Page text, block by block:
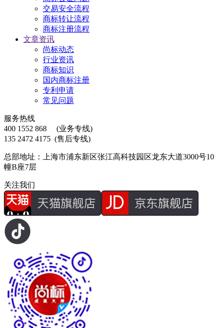
交易安全流程
商标转让流程
商标注册流程
文章资讯
尚标动态
行业资讯
商标知识
国内商标注册
专利申请
常见问题
服务热线
400 1552 868
(业务专线)
135 2472 4175 (售后专线)
总部地址：上海市浦东新区张江高科技园区龙东大道3000号10
幢B座7层
关注我们